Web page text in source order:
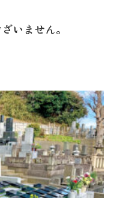
いません。